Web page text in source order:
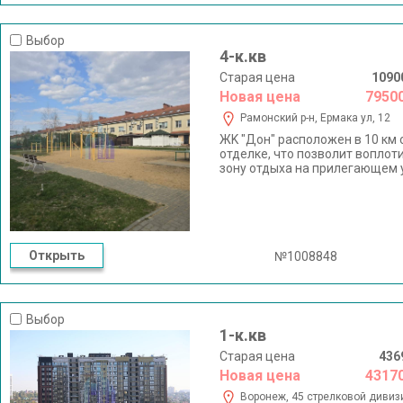
Выбор
4-к.кв
Старая цена
Новая цена
Рамонский р-н, Ермака ул, 12
ЖK "Дoн" pacполoжeн в 10 км
отделке, что позволит
зону отдыха на прилегающем
Открыть №1008848
Выбор
1-к.кв
Старая цена
Новая цена
Воронеж, 45 стрелковой